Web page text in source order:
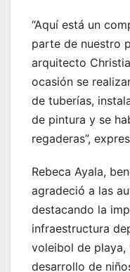
“Aquí está un
parte de nuestro
arquitecto
ocasión se
de tuberías,
de pintura y se
regaderas”,
Rebeca Ayala,
agradeció a las
destacando la
infraestructura
voleibol de
desarrollo de